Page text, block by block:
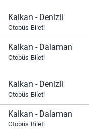
Kalkan - Denizli
Otobüs Bileti
Kalkan - Dalaman
Otobüs Bileti
Kalkan - Denizli
Otobüs Bileti
Kalkan - Dalaman
Otobüs Bileti